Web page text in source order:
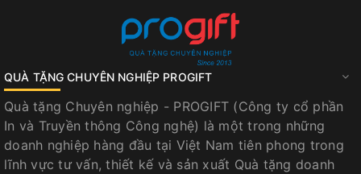
QUÀ TẶNG CHUYÊN NGHIỆP PROGIFT
Quà tặng Chuyên nghiệp - PROGIFT (Công ty cổ phần
In và Truyền thông Công nghệ) là một trong những
doanh nghiệp hàng đầu tại Việt Nam tiên phong trong
lĩnh vực tư vấn, thiết kế và sản xuất Quà tặng doanh